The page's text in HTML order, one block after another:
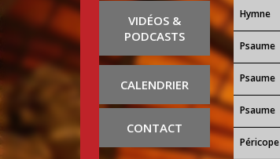
VIDÉOS &
PODCASTS
CALENDRIER
CONTACT
Hymne
Psaume
Psaume
Psaume
Péricope